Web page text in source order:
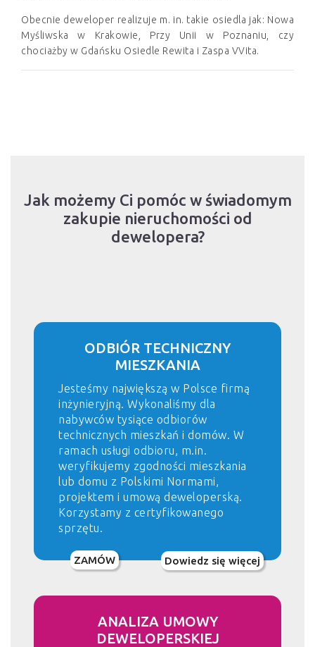
Obecnie deweloper realizuje m. in. takie osiedla jak: Nowa
Myśliwska w Krakowie, Przy Unii w Poznaniu, czy
chociażby w Gdańsku Osiedle Rewita i Zaspa VVita.
Jak możemy Ci pomóc w świadomym
zakupie nieruchomości od
dewelopera?
ODBIÓR TECHNICZNY
MIESZKANIA
Jesteśmy największą w Polsce firmą
inżynieryjną. Wykonaliśmy dla
nabywców tysiące odbiorów
technicznych mieszkań i domów. W
ramach usługi odbioru, m.in.
weryfikujemy zgodności mieszkania
lub domu z Polskimi Normami,
projektem i umową deweloperską.
Korzystamy z certyfikowanego
sprzętu.
ZAMÓW Dowiedz się więcej
ANALIZA UMOWY
DEWELOPERSKIEJ